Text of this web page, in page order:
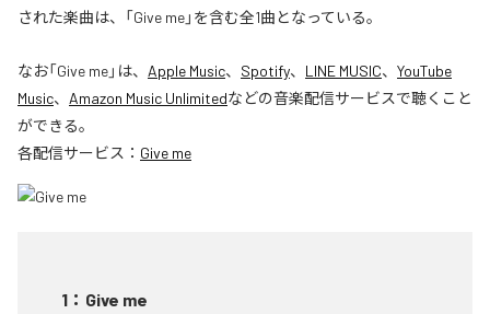
された楽曲は、「Give me」を含む全1曲となっている。
なお「Give me」は、 Apple Music、 Spotify、 LINE MUSIC、 YouTube
Music、 Amazon Music Unlimitedなどの音楽配信サービスで聴くこと
ができる。
各配信サービス： Give me
1 ： Give me